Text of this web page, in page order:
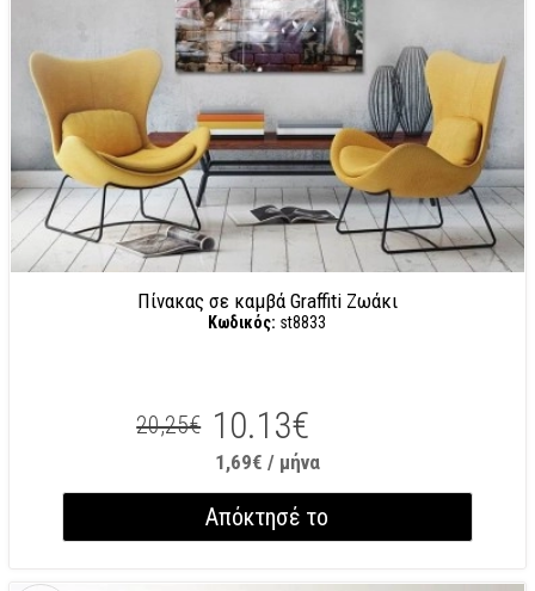
Πίνακας σε καμβά Graffiti Ζωάκι
Κωδικός: st8833
20,25€ 10.13€
1,69€ / μήνα
Απόκτησέ το